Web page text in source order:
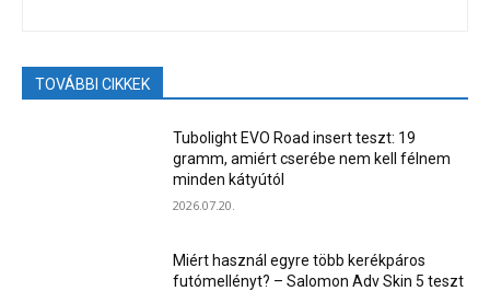
TOVÁBBI CIKKEK
Tubolight EVO Road insert teszt: 19
gramm, amiért cserébe nem kell félnem
minden kátyútól
2026.07.20.
Miért használ egyre több kerékpáros
futómellényt? – Salomon Adv Skin 5 teszt